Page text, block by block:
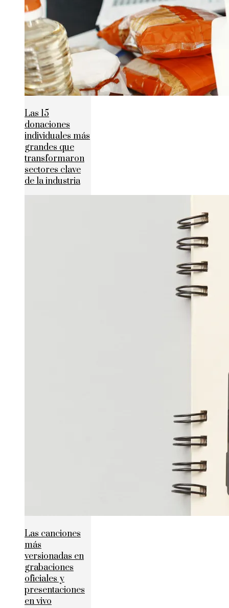
Las 15
donaciones
individuales más
grandes que
transformaron
sectores clave
de la industria
Las canciones
más
versionadas en
grabaciones
oficiales y
presentaciones
en vivo